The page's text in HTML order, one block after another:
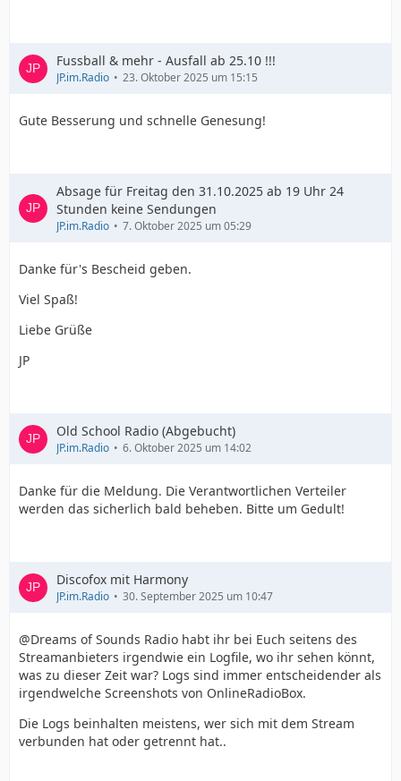
Fussball & mehr - Ausfall ab 25.10 !!!
JP.im.Radio 23. Oktober 2025 um 15:15
Gute Besserung und schnelle Genesung!
Absage für Freitag den 31.10.2025 ab 19 Uhr 24
Stunden keine Sendungen
JP.im.Radio 7. Oktober 2025 um 05:29
Danke für's Bescheid geben.
Viel Spaß!
Liebe Grüße
JP
Old School Radio (Abgebucht)
JP.im.Radio 6. Oktober 2025 um 14:02
Danke für die Meldung. Die Verantwortlichen Verteiler
werden das sicherlich bald beheben. Bitte um Gedult!
Discofox mit Harmony
JP.im.Radio 30. September 2025 um 10:47
@Dreams of Sounds Radio habt ihr bei Euch seitens des
Streamanbieters irgendwie ein Logfile, wo ihr sehen könnt,
was zu dieser Zeit war? Logs sind immer entscheidender als
irgendwelche Screenshots von OnlineRadioBox.
Die Logs beinhalten meistens, wer sich mit dem Stream
verbunden hat oder getrennt hat..